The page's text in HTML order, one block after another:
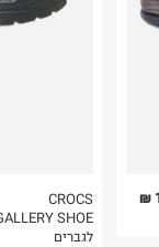
CROCS
לגברים